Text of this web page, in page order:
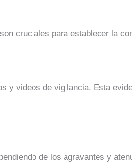
cruciales para establecer la
y videos de vigilancia. Esta
de los agravantes y